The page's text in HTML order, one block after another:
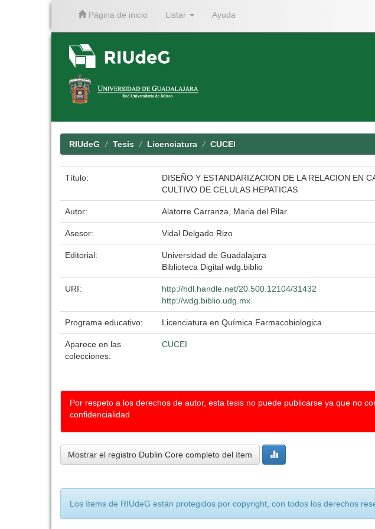
Página de inicio Listar Ayuda
RIUdeG Tesis Licenciatura CUCEI
Título:
DISEÑO Y ESTANDARIZACION DE LA RELACION EN
CULTIVO DE CELULAS HEPATICAS
Autor: Alatorre Carranza, Maria del Pilar
Asesor: Vidal Delgado Rizo
Editorial:
Universidad de Guadalajara
Biblioteca Digital wdg.biblio
URI:
http://hdl.handle.net/20.500.12104/31432
http://wdg.biblio.udg.mx
Programa educativo: Licenciatura en Química Farmacobiologica
Aparece en las
colecciones:
CUCEI
Por respeto a los derechos de autor, esta tesis no puede publicarse ya que no
confidencialidad
Mostrar el registro Dublin Core completo del ítem
Los ítems de RIUdeG están protegidos por copyright, con todos los derechos